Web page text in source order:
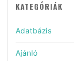
KATEGÓRIÁK
Adatbázis
Ajánló